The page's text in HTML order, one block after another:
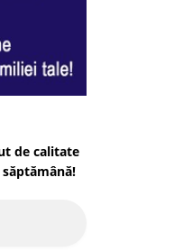
de calitate
săptămână!